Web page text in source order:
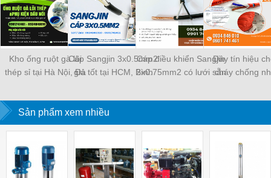
Kho ống ruột gà lõi
thép sỉ tại Hà Nội, Đà
Cáp Sangjin 3x0.5mm2
giá tốt tại HCM, Bình
Cáp điều khiển Sangjin
2x0.75mm2 có lưới sẵn
Đồng Nai
Dây tín hiệu
cháy chống
Đà Nẵng, Huế,
Sản phẩm xem nhiều